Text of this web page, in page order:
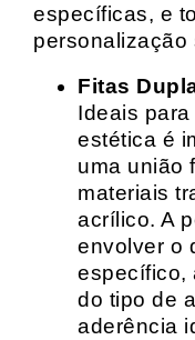
específicas, e
personalização
Fitas
Ideais
estética é
uma união
materiais
acrílico. A
envolver o
específico,
do tipo de
aderência